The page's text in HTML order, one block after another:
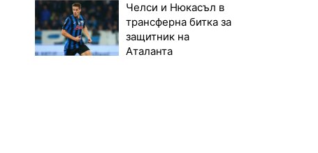
Челси и Нюкасъл в
трансферна битка за
защитник на
Аталанта